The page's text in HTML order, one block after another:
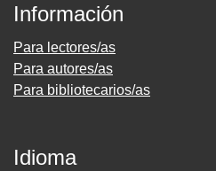
Información
Para lectores/as
Para autores/as
Para bibliotecarios/as
Idioma